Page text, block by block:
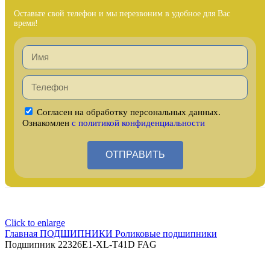
Оставьте свой телефон и мы перезвоним в удобное для Вас
время!
Согласен на обработку персональных данных.
Ознакомлен с политикой конфиденциальности
ОТПРАВИТЬ
Click to enlarge
Главная ПОДШИПНИКИ Роликовые подшипники
Подшипник 22326E1-XL-T41D FAG